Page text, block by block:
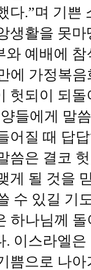
다.”며 기쁜
생활을 못
와 예배에
에 가정복
헛되이 되
들에게 말
어질 때 답
씀은 결코
게 될 것을
수 있길 기
하나님께
. 이스라엘
쁨으로 나